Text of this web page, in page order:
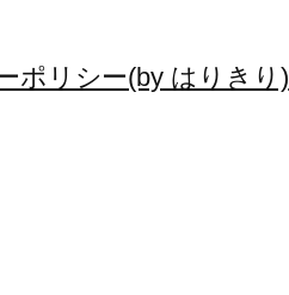
ポリシー(by はりきり)